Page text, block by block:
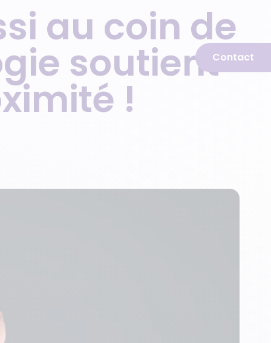
Contact
au coin de
soutient
!